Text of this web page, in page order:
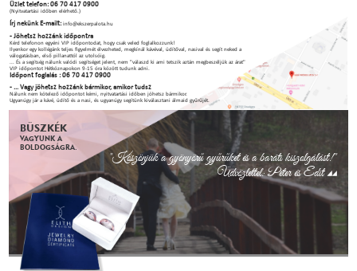
Üzlet telefon: 06 70 417 0900
(Nyitvatartási időben elérhető.)
Írj nekünk E-mailt:info@ekszerpalota.hu
- Jöhetsz hozzánk időpontra
Kérd telefonon egyéni VIP időpontodat, hogy csak veled foglalkozzunk!
Ilyenkor egy kollégánk teljes figyelmét élvezheted, megkínál kávéval, üdítőval, nasival és segít neked a
válogatásban, első pillanattól az utolsóig.
... És a segítség nálunk valódi segítséget jelent, nem "válaszd ki ami tetszik aztán megbeszéljük az árat"
VIP időpontot Hétköznapokon 9-15 óra között tudunk adni.
Időpont foglalás : 06 70 417 0900
- ... Vagy jöhetsz hozzánk bármikor, amikor tudsz
Nálunk nem kötelező időpontot kérni, nyitvatartási időben jöhetsz bármikor.
Ugyanúgy jár a kávé, üdítő és a nasi, és ugyanúgy segítünk kiválasztani álmaid gyűrűjét.
BÜSZKÉK
VAGYUNK A
BOLDOGSÁGRA.
"Köszönjük a gyönyörű gyűrűket és a baráti kiszolgálást!"
Üdvözlettel: Péter és Edit